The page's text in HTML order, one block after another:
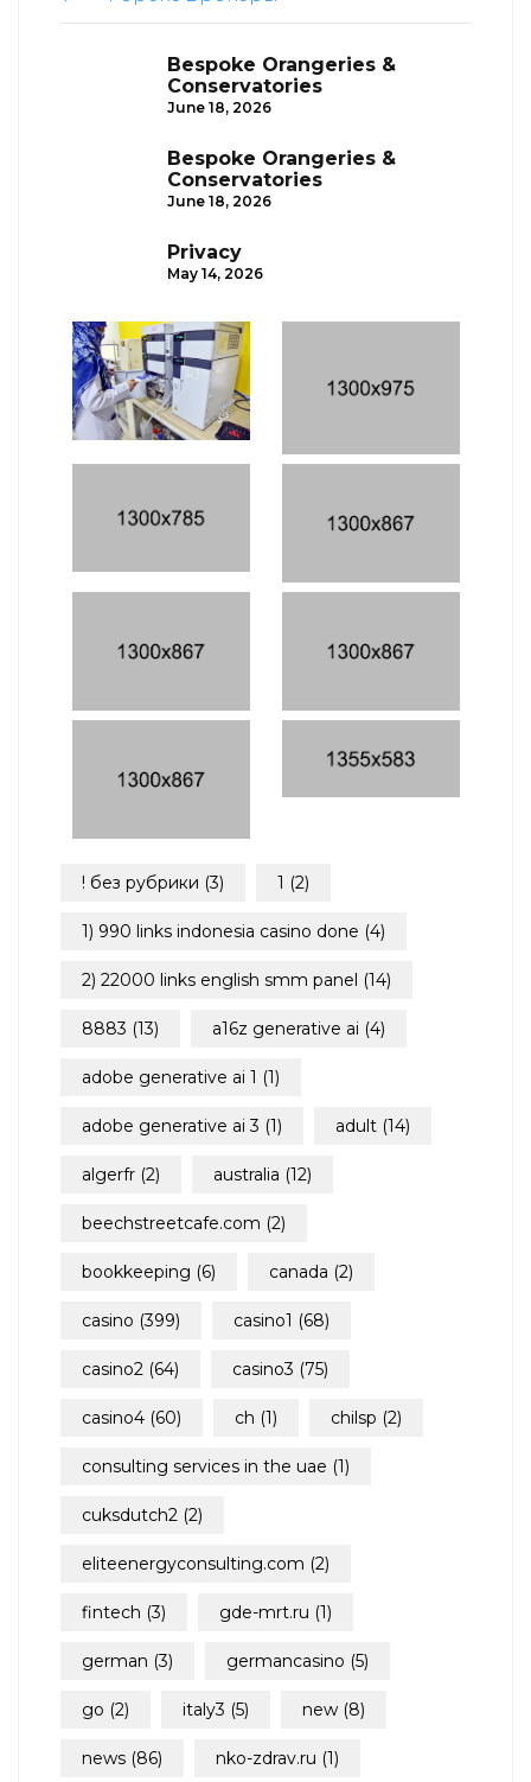
Bespoke Orangeries &
Conservatories
June 18, 2026
Bespoke Orangeries &
Conservatories
June 18, 2026
Privacy
May 14, 2026
! без рубрики (3) 1 (2)
1) 990 links indonesia casino done (4)
2) 22000 links english smm panel (14)
8883 (13) a16z generative ai (4)
adobe generative ai 1 (1)
adobe generative ai 3 (1) adult (14)
algerfr (2) australia (12)
beechstreetcafe.com (2)
bookkeeping (6) canada (2)
casino (399) casino1 (68)
casino2 (64) casino3 (75)
casino4 (60) ch (1) chilsp (2)
consulting services in the uae (1)
cuksdutch2 (2)
eliteenergyconsulting.com (2)
fintech (3) gde-mrt.ru (1)
german (3) germancasino (5)
go (2) italy3 (5) new (8)
news (86) nko-zdrav.ru (1)